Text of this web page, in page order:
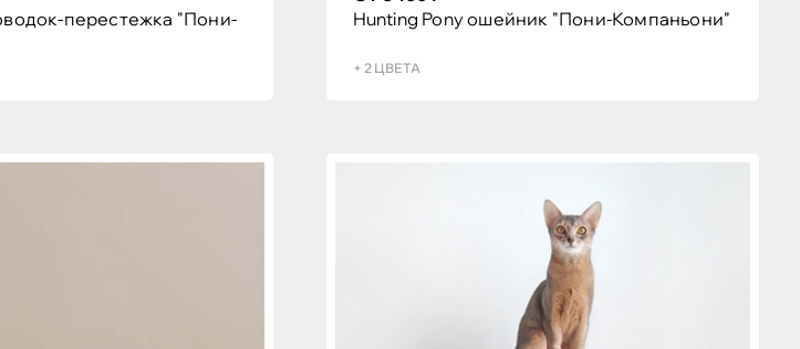
перестежка "Пони-
Hunting Pony ошейник "Пони-Компаньони"
+ 2 ЦВЕТА